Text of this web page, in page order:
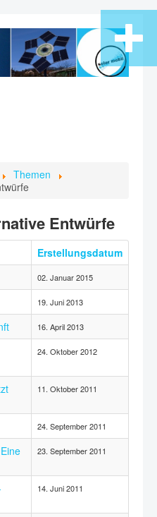
Themen
Entwürfe
Erstellungsdatum
02. Januar 2015
19. Juni 2013
16. April 2013
24. Oktober 2012
11. Oktober 2011
24. September 2011
23. September 2011
14. Juni 2011